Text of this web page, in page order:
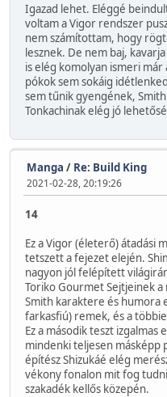
Igazad lehet. Eléggé
voltam a Vigor rendszer
nem számítottam, hogy
lesznek. De nem baj,
is elég komolyan ismeri
pókok sem sokáig
sem tűnik gyengének,
Tonkachinak elég jó
Manga / Re: Build King
2021-02-28, 20:19:26
14
Ez a Vigor (életerő) átadási
tetszett a fejezet elején.
nagyon jól felépített
Toriko Gourmet Sejtjeinek
Smith karaktere és humora
farkasfiú) remek, és a
Ez a második teszt
mindenki teljesen másképp
építész Shizukáé elég
vékony fonalon mit fog
szakadék kellős közepén.